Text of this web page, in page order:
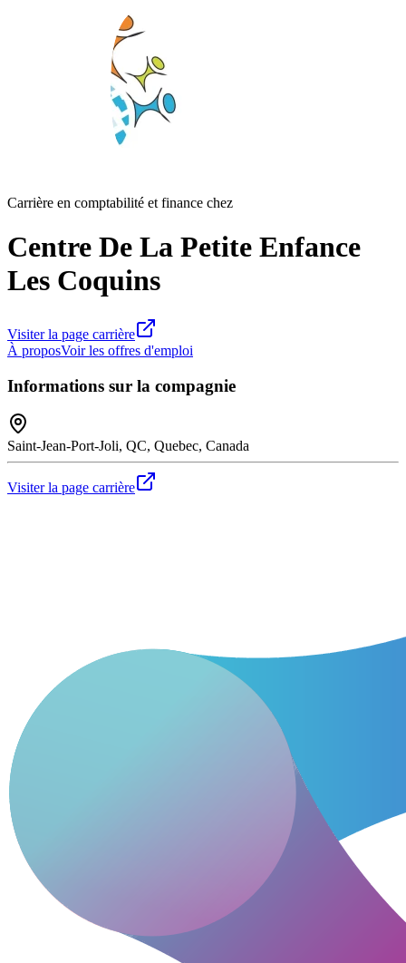
Carrière en comptabilité et finance chez
Centre De La Petite Enfance
Les Coquins
Visiter la page carrière
À proposVoir les offres d'emploi
Informations sur la compagnie
Saint-Jean-Port-Joli, QC, Quebec, Canada
Visiter la page carrière